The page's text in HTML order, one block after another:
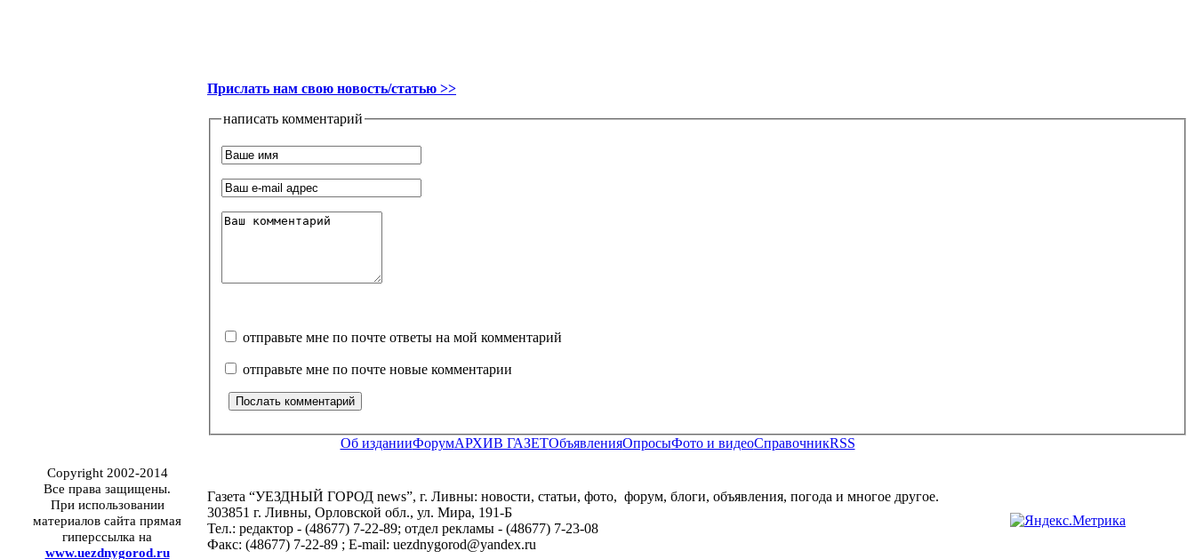
Прислать нам свою новость/статью >>
написать комментарий
отправьте мне по почте ответы на мой комментарий
отправьте мне по почте новые комментарии
Об изданииФорумАРХИВ ГАЗЕТОбъявленияОпросыФото и видеоСправочникRSS
Copyright 2002-2014
Все права защищены.
При использовании
материалов сайта прямая
гиперссылка на
www.uezdnygorod.ru
Газета “УЕЗДНЫЙ ГОРОД news”, г. Ливны: новости, статьи, фото, форум, блоги, объявления, погода и многое другое.
303851 г. Ливны, Орловской обл., ул. Мира, 191-Б
Тел.: редактор - (48677) 7-22-89; отдел рекламы - (48677) 7-23-08
Факс: (48677) 7-22-89 ; E-mail: uezdnygorod@yandex.ru